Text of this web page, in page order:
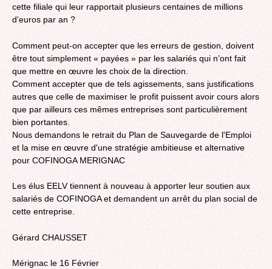
cette filiale qui leur rapportait plusieurs centaines de millions
d’euros par an ?
Comment peut-on accepter que les erreurs de gestion, doivent
être tout simplement « payées » par les salariés qui n’ont fait
que mettre en œuvre les choix de la direction.
Comment accepter que de tels agissements, sans justifications
autres que celle de maximiser le profit puissent avoir cours alors
que par ailleurs ces mêmes entreprises sont particulièrement
bien portantes.
Nous demandons le retrait du Plan de Sauvegarde de l'Emploi
et la mise en œuvre d'une stratégie ambitieuse et alternative
pour COFINOGA MERIGNAC
Les élus EELV tiennent à nouveau à apporter leur soutien aux
salariés de COFINOGA et demandent un arrêt du plan social de
cette entreprise.
Gérard CHAUSSET
Mérignac le 16 Février